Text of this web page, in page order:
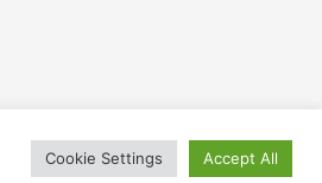
Cookie Settings Accept All